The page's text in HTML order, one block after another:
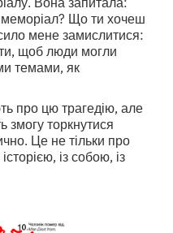
Що ти хочеш
мене замислитися:
щоб люди могли
темами, як
про цю трагедію, але
змогу торкнутися
Це не тільки про
із собою, із